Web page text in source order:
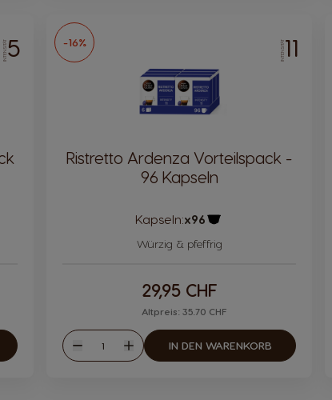
INTENSITÄT5 -16% INTENSITÄT11
Ristretto Ardenza Vorteilspack -
96 Kapseln
Kapseln:x96
Würzig & pfeffrig
29,95 CHF
Altpreis: 35.70 CHF
Weniger
Menge
Mehr
IN DEN WARENKORB